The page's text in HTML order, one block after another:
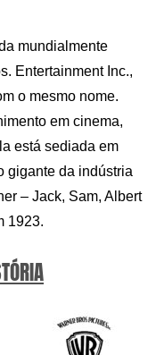
mundialmente
Entertainment Inc.,
o mesmo nome.
em cinema,
está sediada em
gigante da indústria
– Jack, Sam, Albert
1923.